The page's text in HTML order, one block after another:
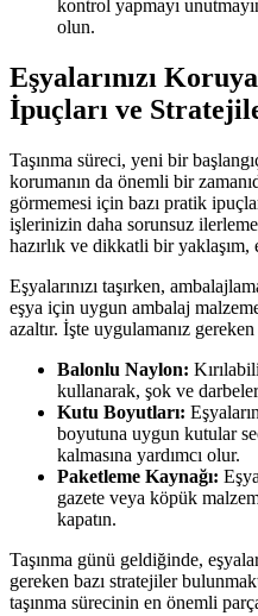
kontrol yapmayı
olun.
Eşyalarınızı
İpuçları ve
Taşınma süreci, yeni bir
korumanın da önemli bir
görmemesi için bazı pratik
işlerinizin daha sorunsuz
hazırlık ve dikkatli bir yaklaşım,
Eşyalarınızı taşırken,
eşya için uygun ambalaj
azaltır. İşte uygulamanız
Balonlu Naylon:
kullanarak, şok ve
Kutu Boyutları:
boyutuna uygun kutular
kalmasına yardımcı olur.
Paketleme Kaynağı:
gazete veya köpük
kapatın.
Taşınma günü geldiğinde,
gereken bazı stratejiler
taşınma sürecinin en önemli